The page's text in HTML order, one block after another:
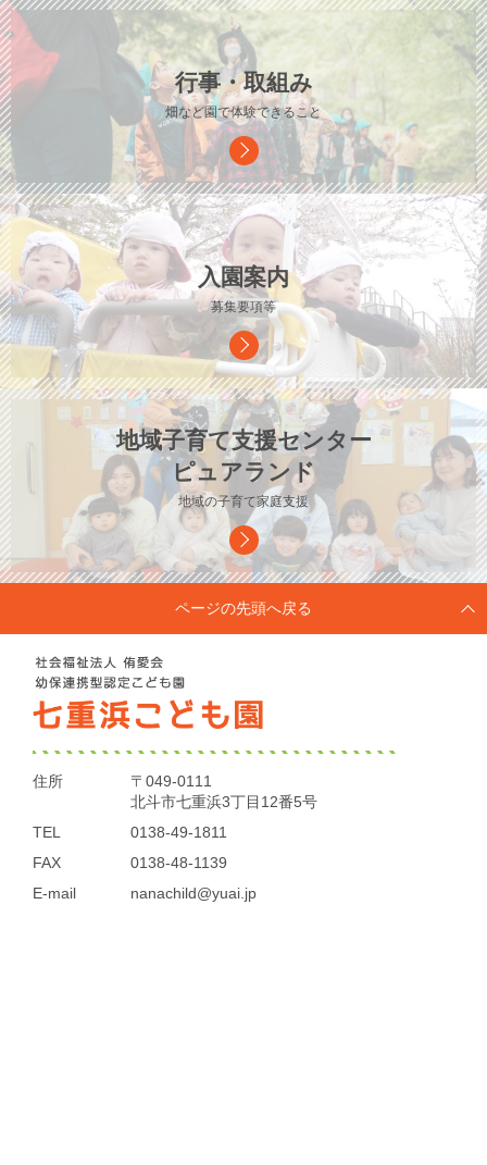
行事・取組み
畑など園で体験できること
入園案内
募集要項等
地域子育て支援センター
ピュアランド
地域の子育て家庭支援
ページの先頭へ戻る
住所
〒049-0111
北斗市七重浜3丁目12番5号
TEL
0138-49-1811
FAX
0138-48-1139
E-mail
nanachild@yuai.jp